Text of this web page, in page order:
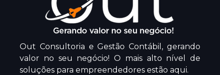
Out Consultoria e Gestão Contábil, gerando
valor no seu negócio! O mais alto nível de
soluções para empreendedores estão aqui.